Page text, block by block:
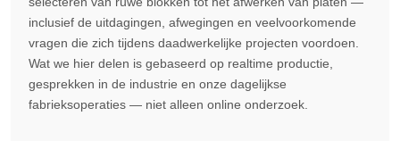
inclusief de uitdagingen, afwegingen en veelvoorkomende
vragen die zich tijdens daadwerkelijke projecten voordoen.
Wat we hier delen is gebaseerd op realtime productie,
gesprekken in de industrie en onze dagelijkse
fabrieksoperaties — niet alleen online onderzoek.